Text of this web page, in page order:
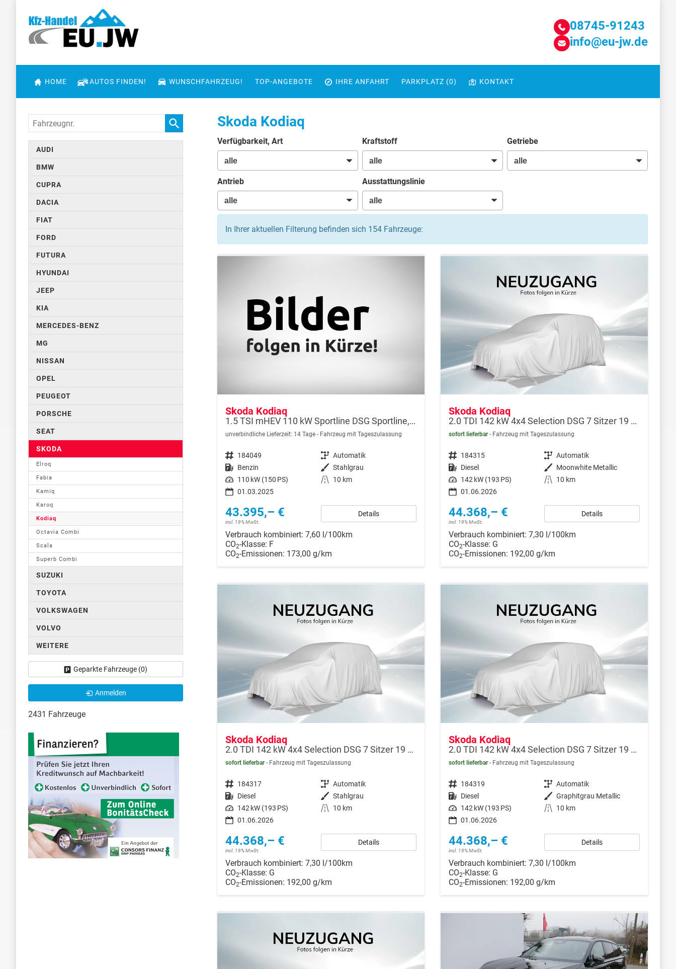
08745-91243
info@eu-jw.de
HOME AUTOS FINDEN! WUNSCHFAHRZEUG! TOP-ANGEBOTE IHRE ANFAHRT PARKPLATZ (0) KONTAKT
Skoda Kodiaq
Verfügbarkeit, Art Kraftstoff Getriebe
Antrieb Ausstattungslinie
In Ihrer aktuellen Filterung befinden sich 154Fahrzeuge:
Skoda Kodiaq
1.5 TSI mHEV 110 kW Sportline DSG Sportline, AHK, Navi, Matrix, el. Klappe, Side, Winter, 19-Zoll
unverbindliche Lieferzeit: 14 Tage Fahrzeug mit Tageszulassung
Fahrzeugnr. 184049 Getriebe Automatik
Kraftstoff Benzin Außenfarbe Stahlgrau
Leistung 110 kW (150 PS) Kilometerstand
10 km
01.03.2025
43.395,– €
incl. 19% MwSt.
Details
Verbrauch kombiniert: 7,60 l/100km
CO2-Klasse: F
CO2-Emissionen: 173,00 g/km
Skoda Kodiaq
2.0 TDI 142 kW 4x4 Selection DSG 7 Sitzer 19 Zoll AHK
sofort lieferbar Fahrzeug mit Tageszulassung
Fahrzeugnr. 184315 Getriebe Automatik
Kraftstoff Diesel Außenfarbe Moonwhite Metallic
Leistung 142 kW (193 PS) Kilometerstand
10 km
01.06.2026
44.368,– €
incl. 19% MwSt.
Details
Verbrauch kombiniert: 7,30 l/100km
CO2-Klasse: G
CO2-Emissionen: 192,00 g/km
Skoda Kodiaq
2.0 TDI 142 kW 4x4 Selection DSG 7 Sitzer 19 Zoll AHK
sofort lieferbar Fahrzeug mit Tageszulassung
Fahrzeugnr. 184317 Getriebe Automatik
Kraftstoff Diesel Außenfarbe Stahlgrau
Leistung 142 kW (193 PS) Kilometerstand
10 km
01.06.2026
44.368,– €
incl. 19% MwSt.
Details
Verbrauch kombiniert: 7,30 l/100km
CO2-Klasse: G
CO2-Emissionen: 192,00 g/km
Skoda Kodiaq
2.0 TDI 142 kW 4x4 Selection DSG 7 Sitzer 19 Zoll AHK
sofort lieferbar Fahrzeug mit Tageszulassung
Fahrzeugnr. 184319 Getriebe Automatik
Kraftstoff Diesel Außenfarbe Graphitgrau Metallic
Leistung 142 kW (193 PS) Kilometerstand
10 km
01.06.2026
44.368,– €
incl. 19% MwSt.
Details
Verbrauch kombiniert: 7,30 l/100km
CO2-Klasse: G
CO2-Emissionen: 192,00 g/km
Fahrzeugnr.
AUDI
BMW
CUPRA
DACIA
FIAT
FORD
FUTURA
HYUNDAI
JEEP
KIA
MERCEDES-BENZ
MG
NISSAN
OPEL
PEUGEOT
PORSCHE
SEAT
SKODA
Elroq
Fabia
Kamiq
Karoq
Kodiaq
Octavia Combi
Scala
Superb Combi
SUZUKI
TOYOTA
VOLKSWAGEN
VOLVO
WEITERE
Geparkte Fahrzeuge (0)
Anmelden
2431 Fahrzeuge